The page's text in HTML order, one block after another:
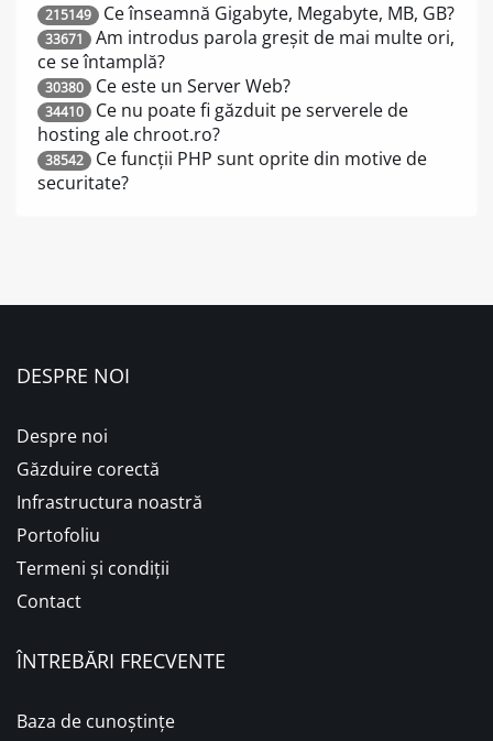
215149 Ce înseamnă Gigabyte, Megabyte, MB, GB?
33671
Am introdus parola greșit de mai multe ori,
ce se întamplă?
30380 Ce este un Server Web?
34410
Ce nu poate fi găzduit pe serverele de
hosting ale chroot.ro?
38542
Ce funcții PHP sunt oprite din motive de
securitate?
DESPRE NOI
Despre noi
Găzduire corectă
Infrastructura noastră
Portofoliu
Termeni și condiții
Contact
ÎNTREBĂRI FRECVENTE
Baza de cunoștințe